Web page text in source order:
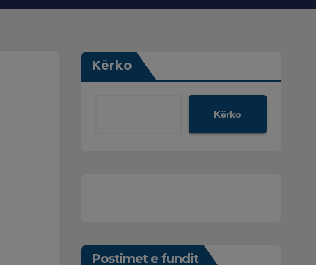
Kërko
Kërko
Postimet e fundit